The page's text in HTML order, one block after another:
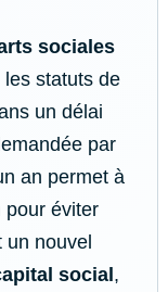
sociales
statuts de
un délai
par
an permet à
pour éviter
un nouvel
social ,